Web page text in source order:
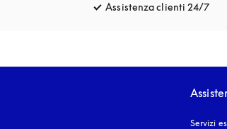
Assistenza clienti 24/7
Servizi